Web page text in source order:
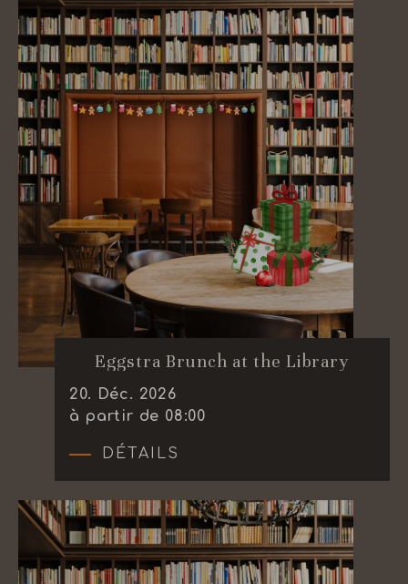
Eggstra Brunch at the Library
20. Déc. 2026
à partir de 08:00
DÉTAILS